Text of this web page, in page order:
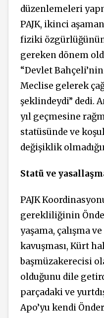
düzenlemeleri
PAJK, ikinci
fiziki
gereken dönem
“Devlet
Meclise gelerek
şeklindeydi” dedi.
yıl geçmesine
statüsünde ve
değişiklik
Statü ve
PAJK
gerekliliğinin
yaşama, çalışma
kavuşması, Kürt
başmüzakerecisi
olduğunu dile
parçadaki ve
Apo’yu kendi